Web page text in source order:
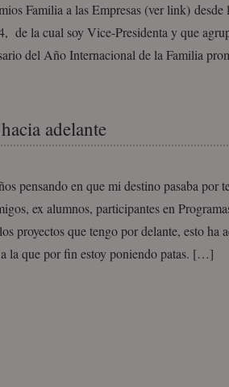
Familia a las Empresas (ver link)
de la cual soy Vice-Presidenta y que
del Año Internacional de la Familia
adelante
pensando en que mi destino pasaba por
ex alumnos, participantes en
proyectos que tengo por delante, esto ha
la que por fin estoy poniendo patas. […]